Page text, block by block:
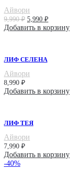
Айвори
9,990₽ Первоначальная
цена
составляла
5,990 ₽Текущая
цена:
5,990 ₽.
Добавить в корзину
ЛИФ СЕЛЕНА
Айвори
8,990 ₽
Добавить в корзину
ЛИФ ТЕЯ
Айвори
7,990 ₽
Добавить в корзину
-40%